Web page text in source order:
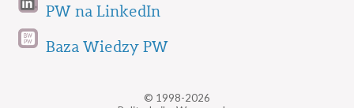
PW na LinkedIn
Baza Wiedzy PW
© 1998-2026